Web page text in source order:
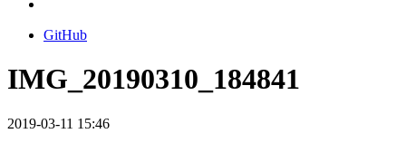
GitHub
IMG_20190310_184841
2019-03-11 15:46